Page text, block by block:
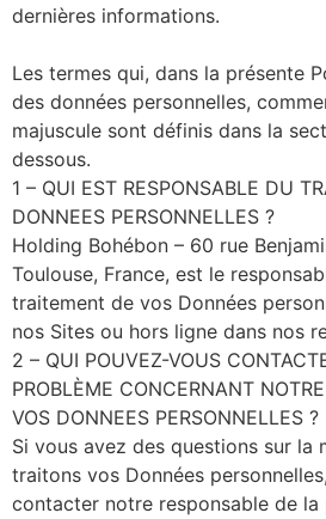
dernières informations.
Les termes qui, dans la présente
des données personnelles,
majuscule sont définis dans la
dessous.
1 – QUI EST RESPONSABLE DU
DONNEES PERSONNELLES ?
Holding Bohébon – 60 rue
Toulouse, France, est le
traitement de vos Données
nos Sites ou hors ligne dans nos
2 – QUI POUVEZ-VOUS
PROBLÈME CONCERNANT
VOS DONNEES PERSONNELLES ?
Si vous avez des questions sur la
traitons vos Données
contacter notre responsable de